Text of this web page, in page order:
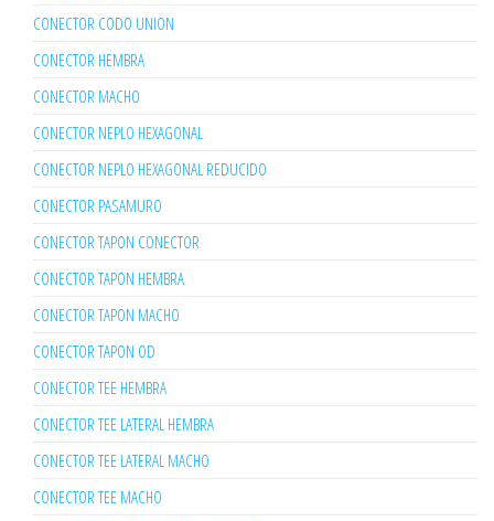
CONECTOR CODO UNION
CONECTOR HEMBRA
CONECTOR MACHO
CONECTOR NEPLO HEXAGONAL
CONECTOR NEPLO HEXAGONAL REDUCIDO
CONECTOR PASAMURO
CONECTOR TAPON CONECTOR
CONECTOR TAPON HEMBRA
CONECTOR TAPON MACHO
CONECTOR TAPON OD
CONECTOR TEE HEMBRA
CONECTOR TEE LATERAL HEMBRA
CONECTOR TEE LATERAL MACHO
CONECTOR TEE MACHO